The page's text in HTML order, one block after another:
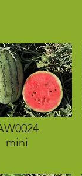
mini